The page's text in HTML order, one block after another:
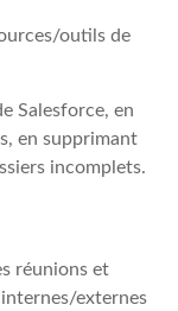
outils de
Salesforce, en
en supprimant
incomplets.
réunions et
externes